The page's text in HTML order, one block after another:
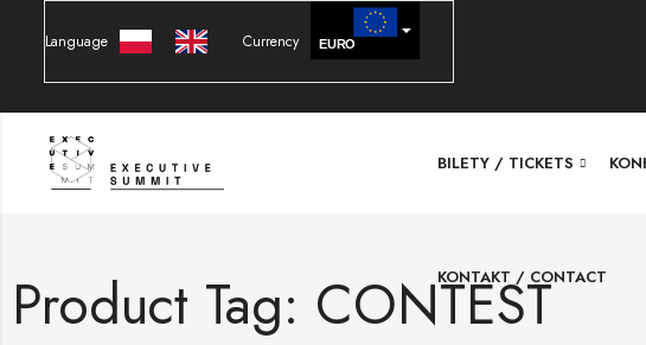
Language Currency EURO
BILETY / TICKETS
KONTAKT / CONTACT
Product Tag: CONTEST